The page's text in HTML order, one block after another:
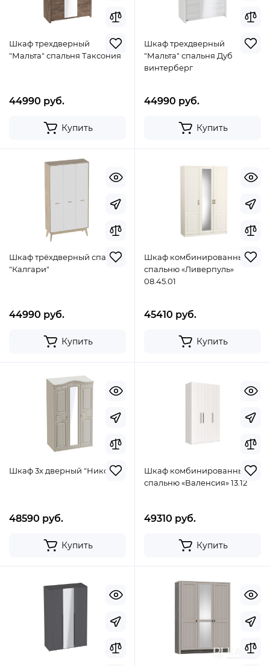
Шкаф трехдверный
"Мальта" спальня Таксония
44990 руб.
Купить
Шкаф трехдверный
"Мальта" спальня Дуб
винтерберг
44990 руб.
Купить
Шкаф трёхдверный спальня
"Калгари"
44990 руб.
Купить
Шкаф комбинированный в
спальню «Ливерпуль»
08.45.01
45410 руб.
Купить
Шкаф 3х дверный "Николь"
48590 руб.
Купить
Шкаф комбинированный в
спальню «Валенсия» 13.12
49310 руб.
Купить